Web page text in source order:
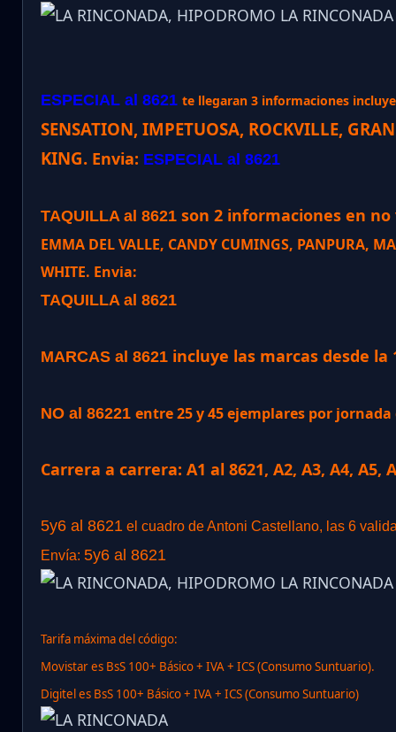
ESPECIAL al 8621 te llegaran 3 informaciones
SENSATION, IMPETUOSA, ROCKVILLE,
KING. Envia: ESPECIAL al 8621
TAQUILLA al 8621 son 2 informaciones en no
EMMA DEL VALLE, CANDY CUMINGS, PANPURA,
WHITE. Envia:
TAQUILLA al 8621
MARCAS al 8621 incluye las marcas desde
NO al 86221 entre 25 y 45 ejemplares por
Carrera a carrera: A1 al 8621, A2, A3, A4,
5y6 al 8621 el cuadro de Antoni Castellano, las 6
Envía: 5y6 al 8621
Tarifa máxima del código:
Movistar es BsS 100+ Básico + IVA + ICS (Consumo Suntuario).
Digitel es BsS 100+ Básico + IVA + ICS (Consumo Suntuario)